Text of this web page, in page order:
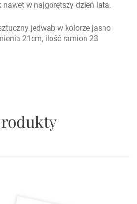
w najgorętszy dzień lata.
jedwab w kolorze jasno
21cm, ilość ramion 23